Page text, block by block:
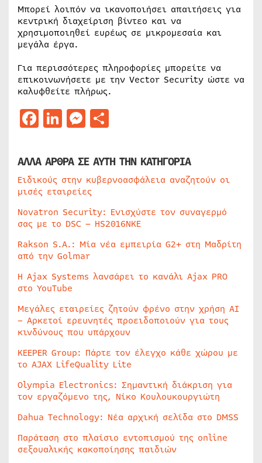
Μπορεί λοιπόν να ικανοποιήσει απαιτήσεις για
κεντρική διαχείριση βίντεο και να
χρησιμοποιηθεί ευρέως σε μικρομεσαία και
μεγάλα έργα.
Για περισσότερες πληροφορίες μπορείτε να
επικοινωνήσετε με την Vector Security ώστε να
καλυφθείτε πλήρως.
Facebook
LinkedIn
Messenger
ΑΛΛΑ ΑΡΘΡΑ ΣΕ ΑΥΤΗ ΤΗΝ ΚΑΤΗΓΟΡΙΑ
Ειδικούς στην κυβερνοασφάλεια αναζητούν οι
μισές εταιρείες
Novatron Security: Ενισχύστε τον συναγερμό
σας με το DSC – HS2016NKE
Rakson S.A.: Μία νέα εμπειρία G2+ στη Μαδρίτη
από την Golmar
Η Ajax Systems λανσάρει το κανάλι Ajax PRO
στο YouTube
Μεγάλες εταιρείες ζητούν φρένο στην χρήση AI
– Αρκετοί ερευνητές προειδοποιούν για τους
κινδύνους που υπάρχουν
KEEPER Group: Πάρτε τον έλεγχο κάθε χώρου με
το AJAX LifeQuality Lite
Olympia Electronics: Σημαντική διάκριση για
τον εργαζόμενο της, Νίκο Κουλουκουργιώτη
Dahua Technology: Νέα αρχική σελίδα στο DMSS
Παράταση στο πλαίσιο εντοπισμού της online
σεξουαλικής κακοποίησης παιδιών